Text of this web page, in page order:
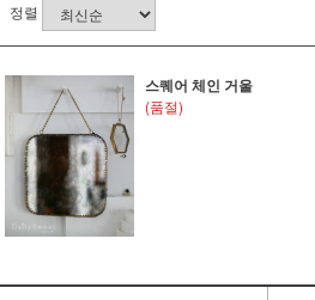
정렬
스퀘어 체인 거울
(품절)